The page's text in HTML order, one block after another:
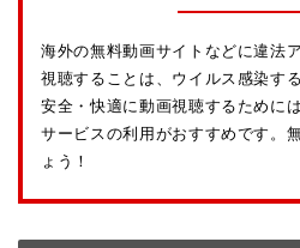
海外の無料動画サイトなどに違法
視聴することは、ウイルス感染す
安全・快適に動画視聴するために
サービスの利用がおすすめです。
ょう！